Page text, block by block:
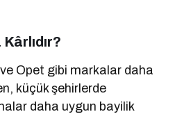
Opet gibi markalar daha
küçük şehirlerde
daha uygun bayilik